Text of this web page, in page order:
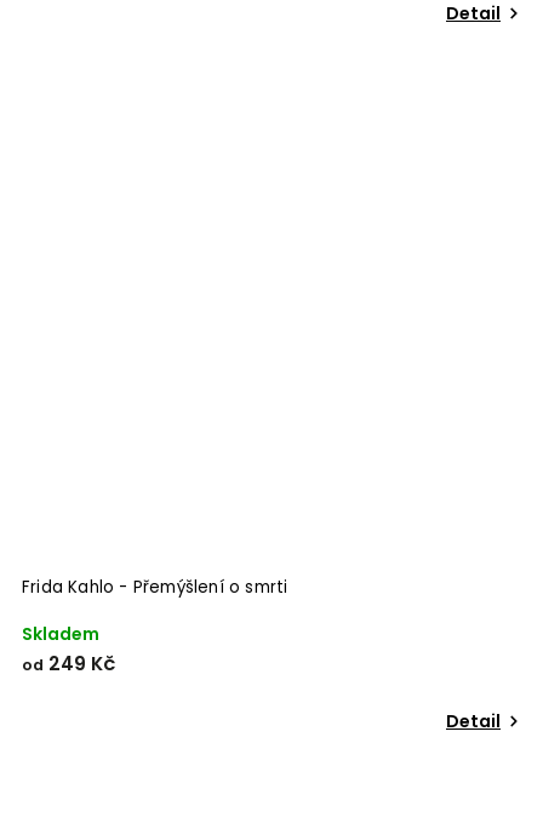
Detail
Frida Kahlo - Přemýšlení o smrti
Skladem
od 249 Kč
Detail